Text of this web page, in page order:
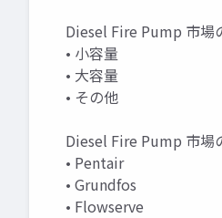
Diesel Fire Pump 市場
• 小容量
• 大容量
• その他
Diesel Fire Pump 市場
• Pentair
• Grundfos
• Flowserve